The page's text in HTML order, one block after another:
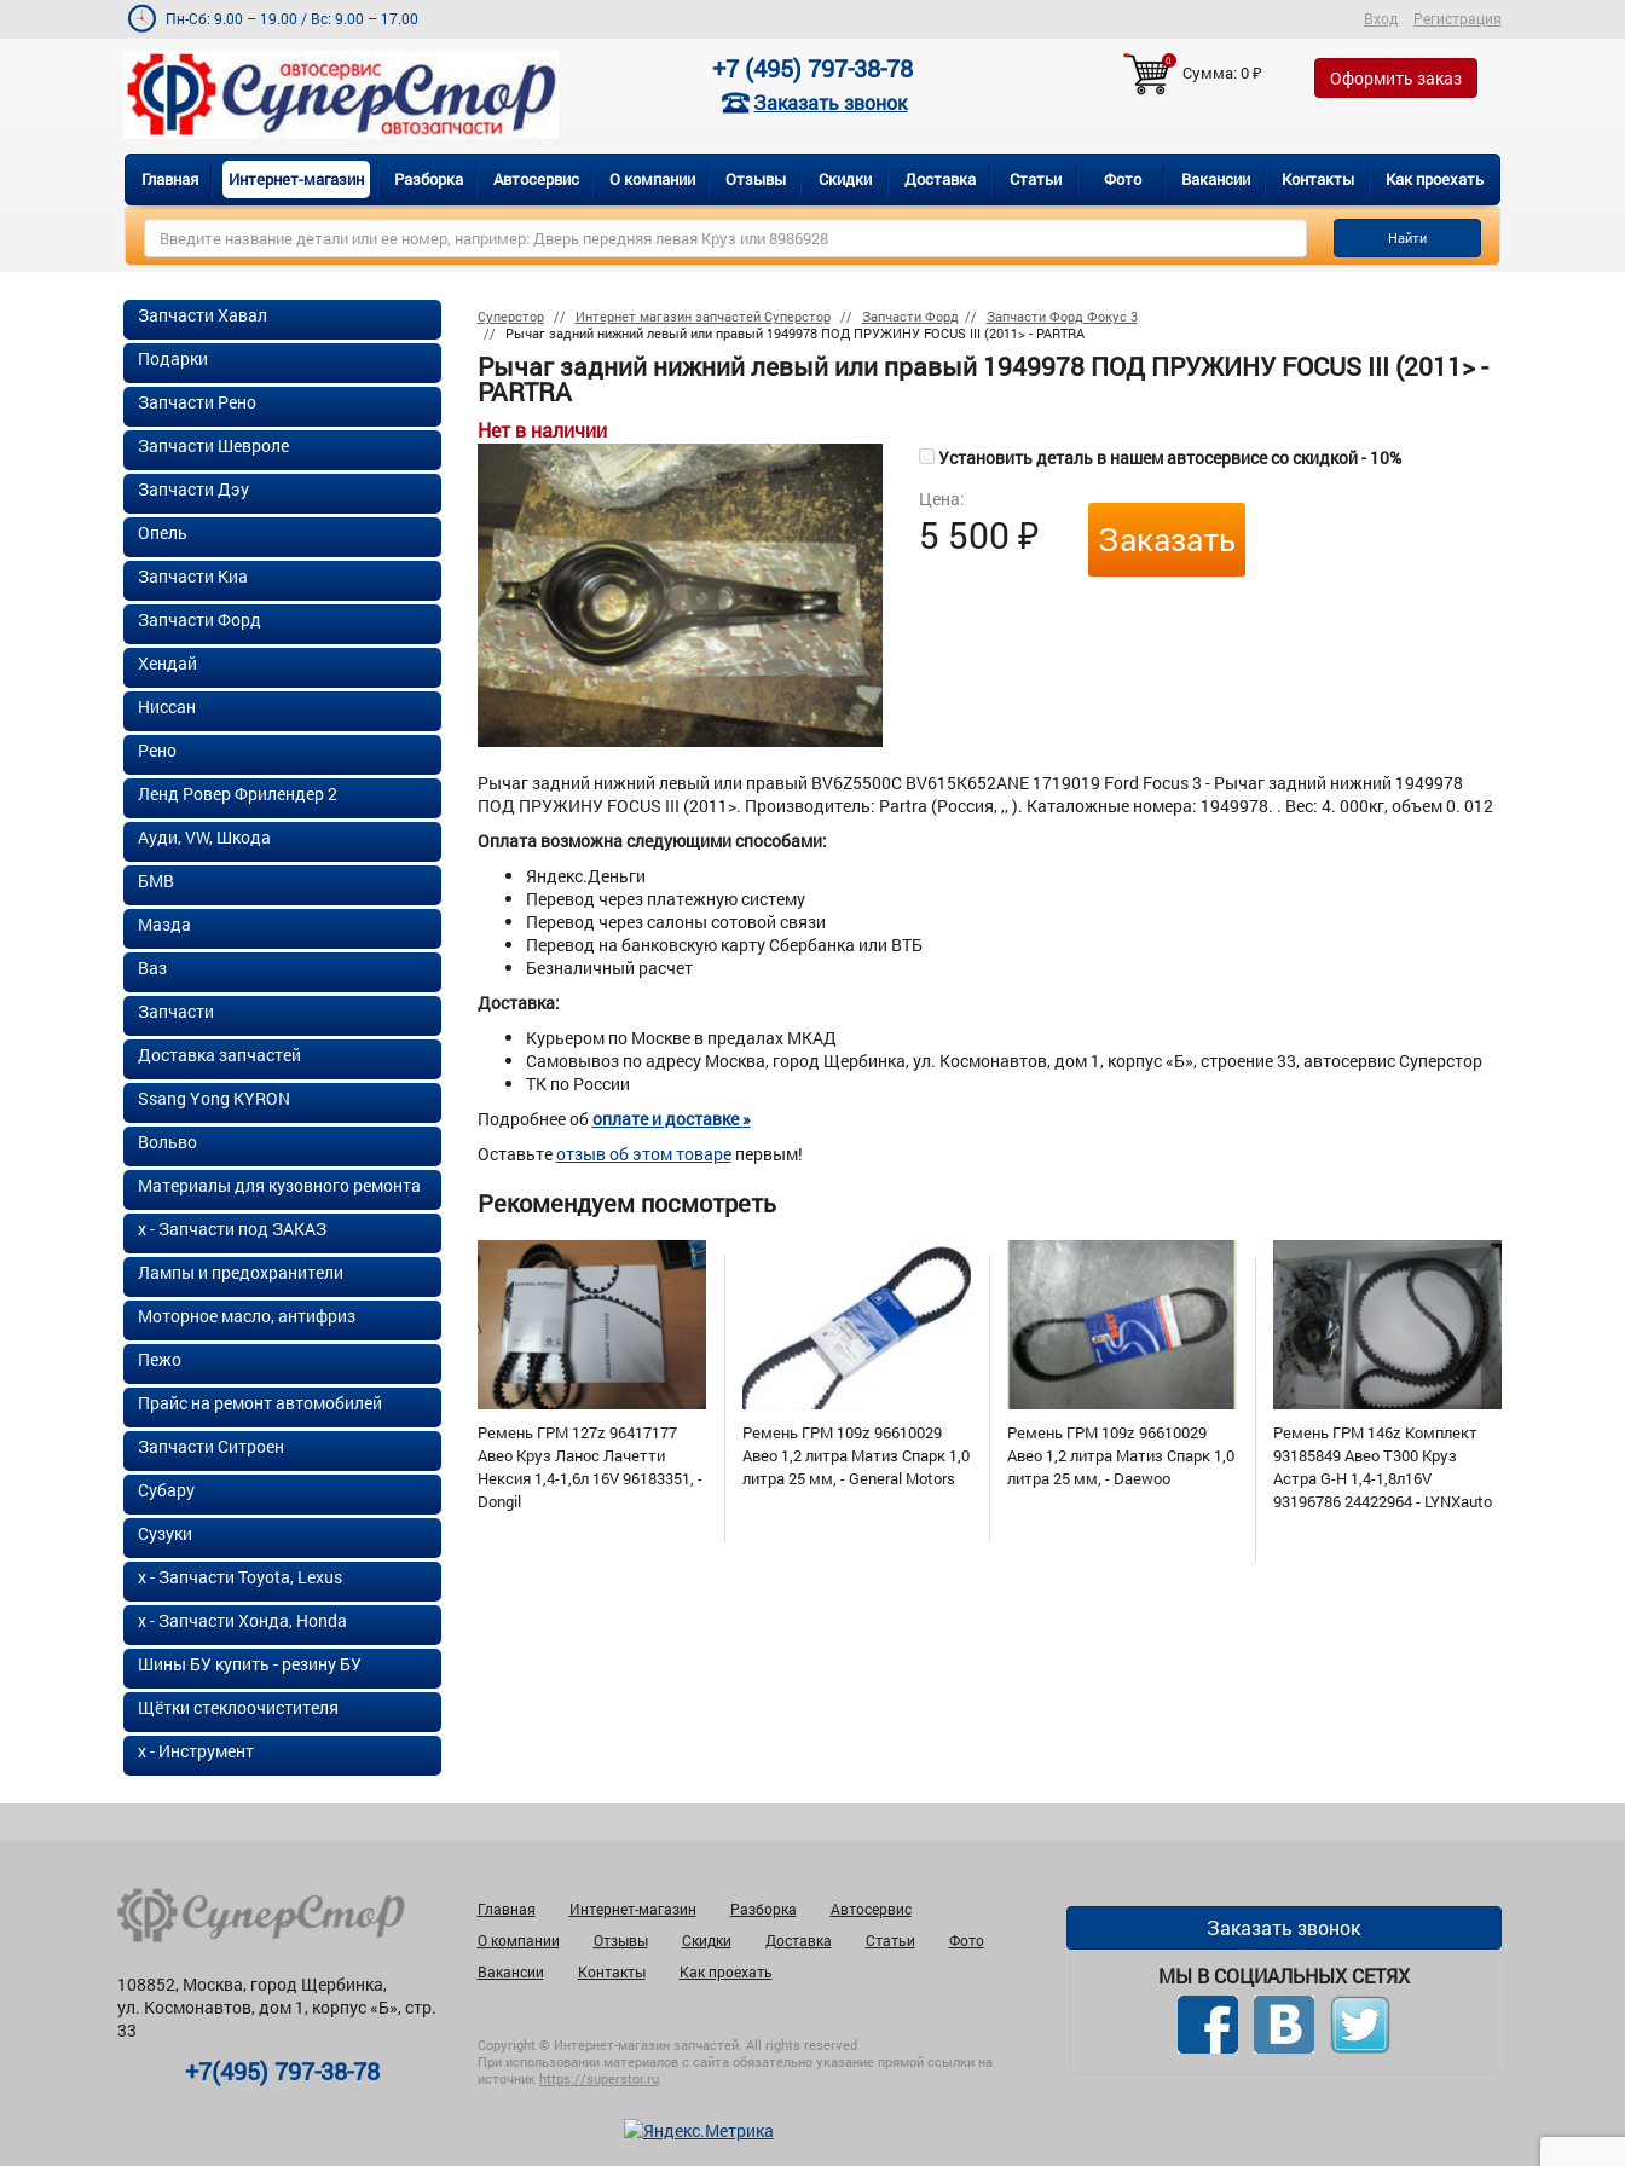
Пн-Сб: 9.00 – 19.00 / Вс: 9.00 – 17.00 Вход Регистрация
+7 (495) 797-38-78
Заказать звонок
0
Сумма:0₽ Оформить заказ
Главная Интернет-магазин Разборка Автосервис О компании Отзывы Скидки Доставка Статьи Фото Вакансии Контакты Как проехать
Найти
Суперстор Интернет магазин запчастей Суперстор Запчасти Форд
Запчасти Форд Фокус 3
Рычаг задний нижний левый или правый 1949978 ПОД ПРУЖИНУ FOCUS III (2011> - PARTRA
Рычаг задний нижний левый или правый 1949978 ПОД ПРУЖИНУ FOCUS III (2011> -
PARTRA
Нет в наличии
Установить деталь в нашем автосервисе со скидкой - 10%
Цена:
5 500₽ Заказать
Рычаг задний нижний левый или правый BV6Z5500C BV615K652ANE 1719019 Ford Focus 3 - Рычаг задний нижний 1949978
ПОД ПРУЖИНУ FOCUS III (2011>. Производитель: Partra (Россия, ,, ). Каталожные номера: 1949978. . Вес: 4. 000кг, объем 0. 012
Оплата возможна следующими способами:
Яндекс.Деньги
Перевод через платежную систему
Перевод через салоны сотовой связи
Перевод на банковскую карту Сбербанка или ВТБ
Безналичный расчет
Доставка:
Курьером по Москве в предалах МКАД
Самовывоз по адресу Москва, город Щербинка, ул. Космонавтов, дом 1, корпус «Б», строение 33, автосервис Суперстор
ТК по России
Подробнее обоплате и доставке »
Оставьтеотзыв об этом товарепервым!
Рекомендуем посмотреть
Ремень ГРМ 127z 96417177
Авео Круз Ланос Лачетти
Нексия 1,4-1,6л 16V 96183351, -
Dongil
Ремень ГРМ 109z 96610029
Авео 1,2 литра Матиз Спарк 1,0
литра 25 мм, - General Motors
Ремень ГРМ 109z 96610029
Авео 1,2 литра Матиз Спарк 1,0
литра 25 мм, - Daewoo
Ремень ГРМ 146z Комплект
93185849 Авео Т300 Круз
Астра G-H 1,4-1,8л16V
93196786 24422964 - LYNXauto
Запчасти Хавал
Подарки
Запчасти Рено
Запчасти Шевроле
Запчасти Дэу
Опель
Запчасти Киа
Запчасти Форд
Хендай
Ниссан
Рено
Ленд Ровер Фрилендер 2
Ауди, VW, Шкода
БМВ
Мазда
Ваз
Запчасти
Доставка запчастей
Ssang Yong KYRON
Вольво
Материалы для кузовного ремонта
х - Запчасти под ЗАКАЗ
Лампы и предохранители
Моторное масло, антифриз
Пежо
Прайс на ремонт автомобилей
Запчасти Ситроен
Субару
Сузуки
х - Запчасти Toyota, Lexus
х - Запчасти Хонда, Honda
Шины БУ купить - резину БУ
Щётки стеклоочистителя
х - Инструмент
108852, Москва, город Щербинка,
ул. Космонавтов, дом 1, корпус «Б», стр.
33
+7(495) 797-38-78
Главная Интернет-магазин Разборка
Автосервис
О компании
Отзывы Скидки Доставка Статьи
Фото
Вакансии
Контакты Как проехать
Copyright © Интернет-магазин запчастей. All rights reserved
При использовании материалов с сайта обязательно указание прямой ссылки на
источник https://superstor.ru.
Заказать звонок
МЫ В СОЦИАЛЬНЫХ СЕТЯХ